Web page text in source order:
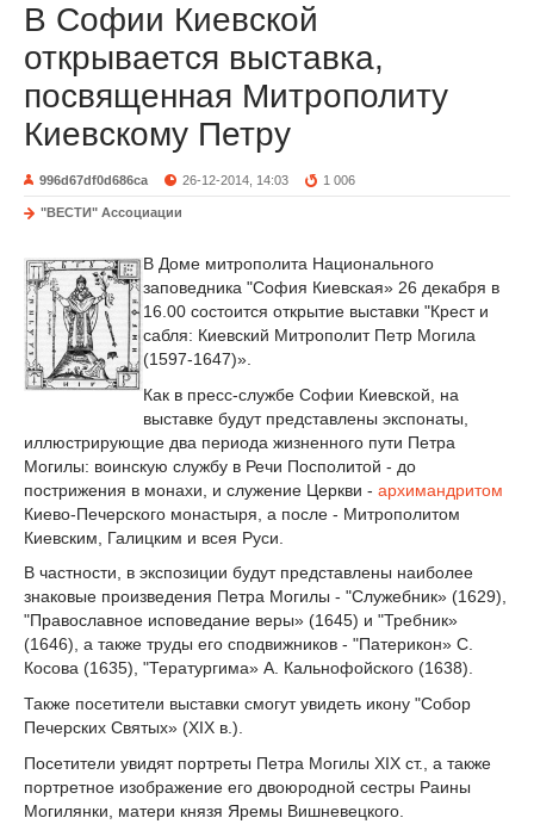
В Софии Киевской
открывается выставка,
посвященная Митрополиту
Киевскому Петру
996d67df0d686ca 26-12-2014, 14:03 1 006
"ВЕСТИ" Ассоциации
В Доме митрополита Национального
заповедника "София Киевская» 26 декабря в
16.00 состоится открытие выставки "Крест и
сабля: Киевский Митрополит Петр Могила
(1597-1647)».
Как в пресс-службе Софии Киевской, на
выставке будут представлены экспонаты,
иллюстрирующие два периода жизненного пути Петра
Могилы: воинскую службу в Речи Посполитой - до
пострижения в монахи, и служение Церкви - архимандритом
Киево-Печерского монастыря, а после - Митрополитом
Киевским, Галицким и всея Руси.
В частности, в экспозиции будут представлены наиболее
знаковые произведения Петра Могилы - "Служебник» (1629),
"Православное исповедание веры» (1645) и "Требник»
(1646), а также труды его сподвижников - "Патерикон» С.
Косова (1635), "Тератургима» А. Кальнофойского (1638).
Также посетители выставки смогут увидеть икону "Собор
Печерских Святых» (XIX в.).
Посетители увидят портреты Петра Могилы XIX ст., а также
портретное изображение его двоюродной сестры Раины
Могилянки, матери князя Яремы Вишневецкого.